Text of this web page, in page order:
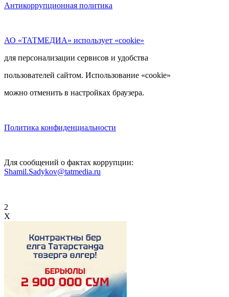
Антикоррупционная политика
АО «ТАТМЕДИА» использует «cookie»
для персонализации сервисов и удобства
пользователей сайтом. Использование «cookie»
можно отменить в настройках браузера.
Политика конфиденциальности
Для сообщений о фактах коррупции:
Shamil.Sadykov@tatmedia.ru
2
X